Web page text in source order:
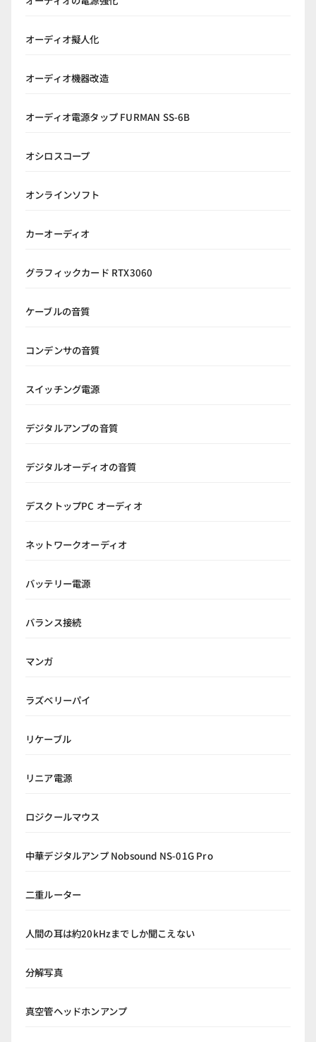
オーディオ擬人化
オーディオ機器改造
オーディオ電源タップ FURMAN SS-6B
オシロスコープ
オンラインソフト
カーオーディオ
グラフィックカード RTX3060
ケーブルの音質
コンデンサの音質
スイッチング電源
デジタルアンプの音質
デジタルオーディオの音質
デスクトップPC オーディオ
ネットワークオーディオ
バッテリー電源
バランス接続
マンガ
ラズベリーパイ
リケーブル
リニア電源
ロジクールマウス
中華デジタルアンプ Nobsound NS-01G Pro
二重ルーター
人間の耳は約20kHzまでしか聞こえない
分解写真
真空管ヘッドホンアンプ